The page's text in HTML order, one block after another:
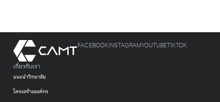
เกี่ยวกับเรา
แนะนำวิทยาลัย
โครงสร้างองค์กร
FACEBOOK INSTAGRAM YOUTUBETIKTOK